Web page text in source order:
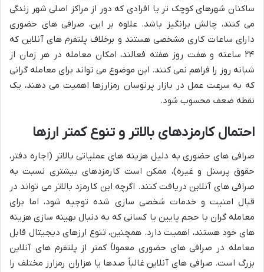
ساکنان شهرهای کوچک تر یا افرادی که دور از مراکز اصلی شهر زندگی
می کنند، چالش برانگیز باشد. علاوه بر این، صرافی های حضوری
دارای ساعات کاری مشخصی هستند و برخلاف پلتفرم های آنلاین که
۲۴ ساعته و هفت روز هفته فعالند، امکان معامله در هر زمان از
شبانه روز را فراهم نمی کنند. این موضوع می تواند برای معامله گرانی
که به سرعت عمل در بازار پرنوسان رمزارزها اهمیت می دهند، یک
نقطه ضعف محسوب شود.
احتمال کارمزدهای بالاتر و تنوع کمتر ارزها
صرافی های حضوری به دلیل هزینه های عملیاتی بالاتر (اجاره دفتر،
حقوق پرسنل و غیره)، ممکن است کارمزدهای بیشتری نسبت به
صرافی های آنلاین دریافت کنند. اگرچه این کارمزد بالاتر می تواند در
قبال امنیت و خدمات شخصی سازی شده توجیه شود، اما برای
معامله گران با حجم پایین یا کسانی که به دنبال بهینه سازی هزینه
های خود هستند، اهمیت دارد. همچنین، تنوع ارزهای دیجیتال قابل
معامله در صرافی های حضوری معمولاً کمتر از پلتفرم های آنلاین
بزرگ است. صرافی های آنلاین غالباً صدها یا هزاران رمزارز مختلف را